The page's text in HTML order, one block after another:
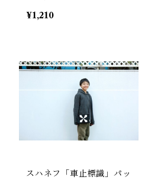
¥1,210
スハネフ「車止標識」パッ